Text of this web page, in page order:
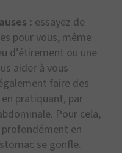
: essayez de
pour vous, même
d’étirement ou une
aider à vous
faire des
pratiquant, par
Pour cela,
en
se gonfle.